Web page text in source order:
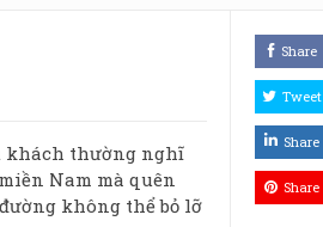
khách thường nghĩ
Nam mà quên
không thể bỏ lỡ
Share
Tweet
Share
Share